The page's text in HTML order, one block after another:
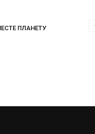
ПЛАНЕТУ